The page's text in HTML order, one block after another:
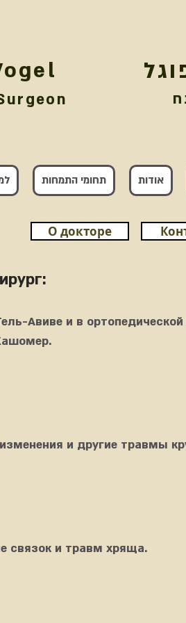
אודות תחומי התמחות
О докторе
Авиве и в
и другие травмы
связок и травм хряща.